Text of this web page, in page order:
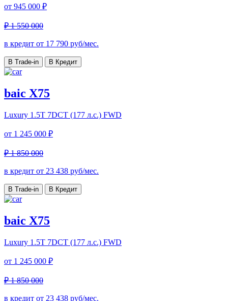
от 945 000 ₽
₽ 1 550 000
в кредит от 17 790 руб/мес.
В Trade-in В Кредит
baic X75
Luxury 1.5T 7DCT (177 л.с.) FWD
от 1 245 000 ₽
₽ 1 850 000
в кредит от 23 438 руб/мес.
В Trade-in В Кредит
baic X75
Luxury 1.5T 7DCT (177 л.с.) FWD
от 1 245 000 ₽
₽ 1 850 000
в кредит от 23 438 руб/мес.